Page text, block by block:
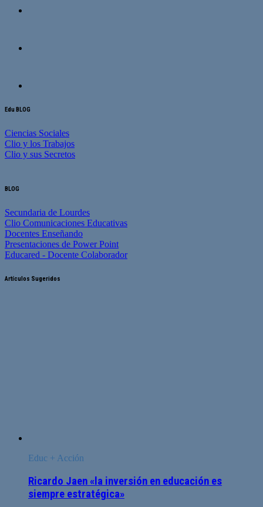
Edu BLOG
Ciencias Sociales
Clio y los Trabajos
Clio y sus Secretos
BLOG
Secundaria de Lourdes
Clio Comunicaciones Educativas
Docentes Enseñando
Presentaciones de Power Point
Educared - Docente Colaborador
Artículos Sugeridos
Educ + Acción
Ricardo Jaen «la inversión en educación es
siempre estratégica»